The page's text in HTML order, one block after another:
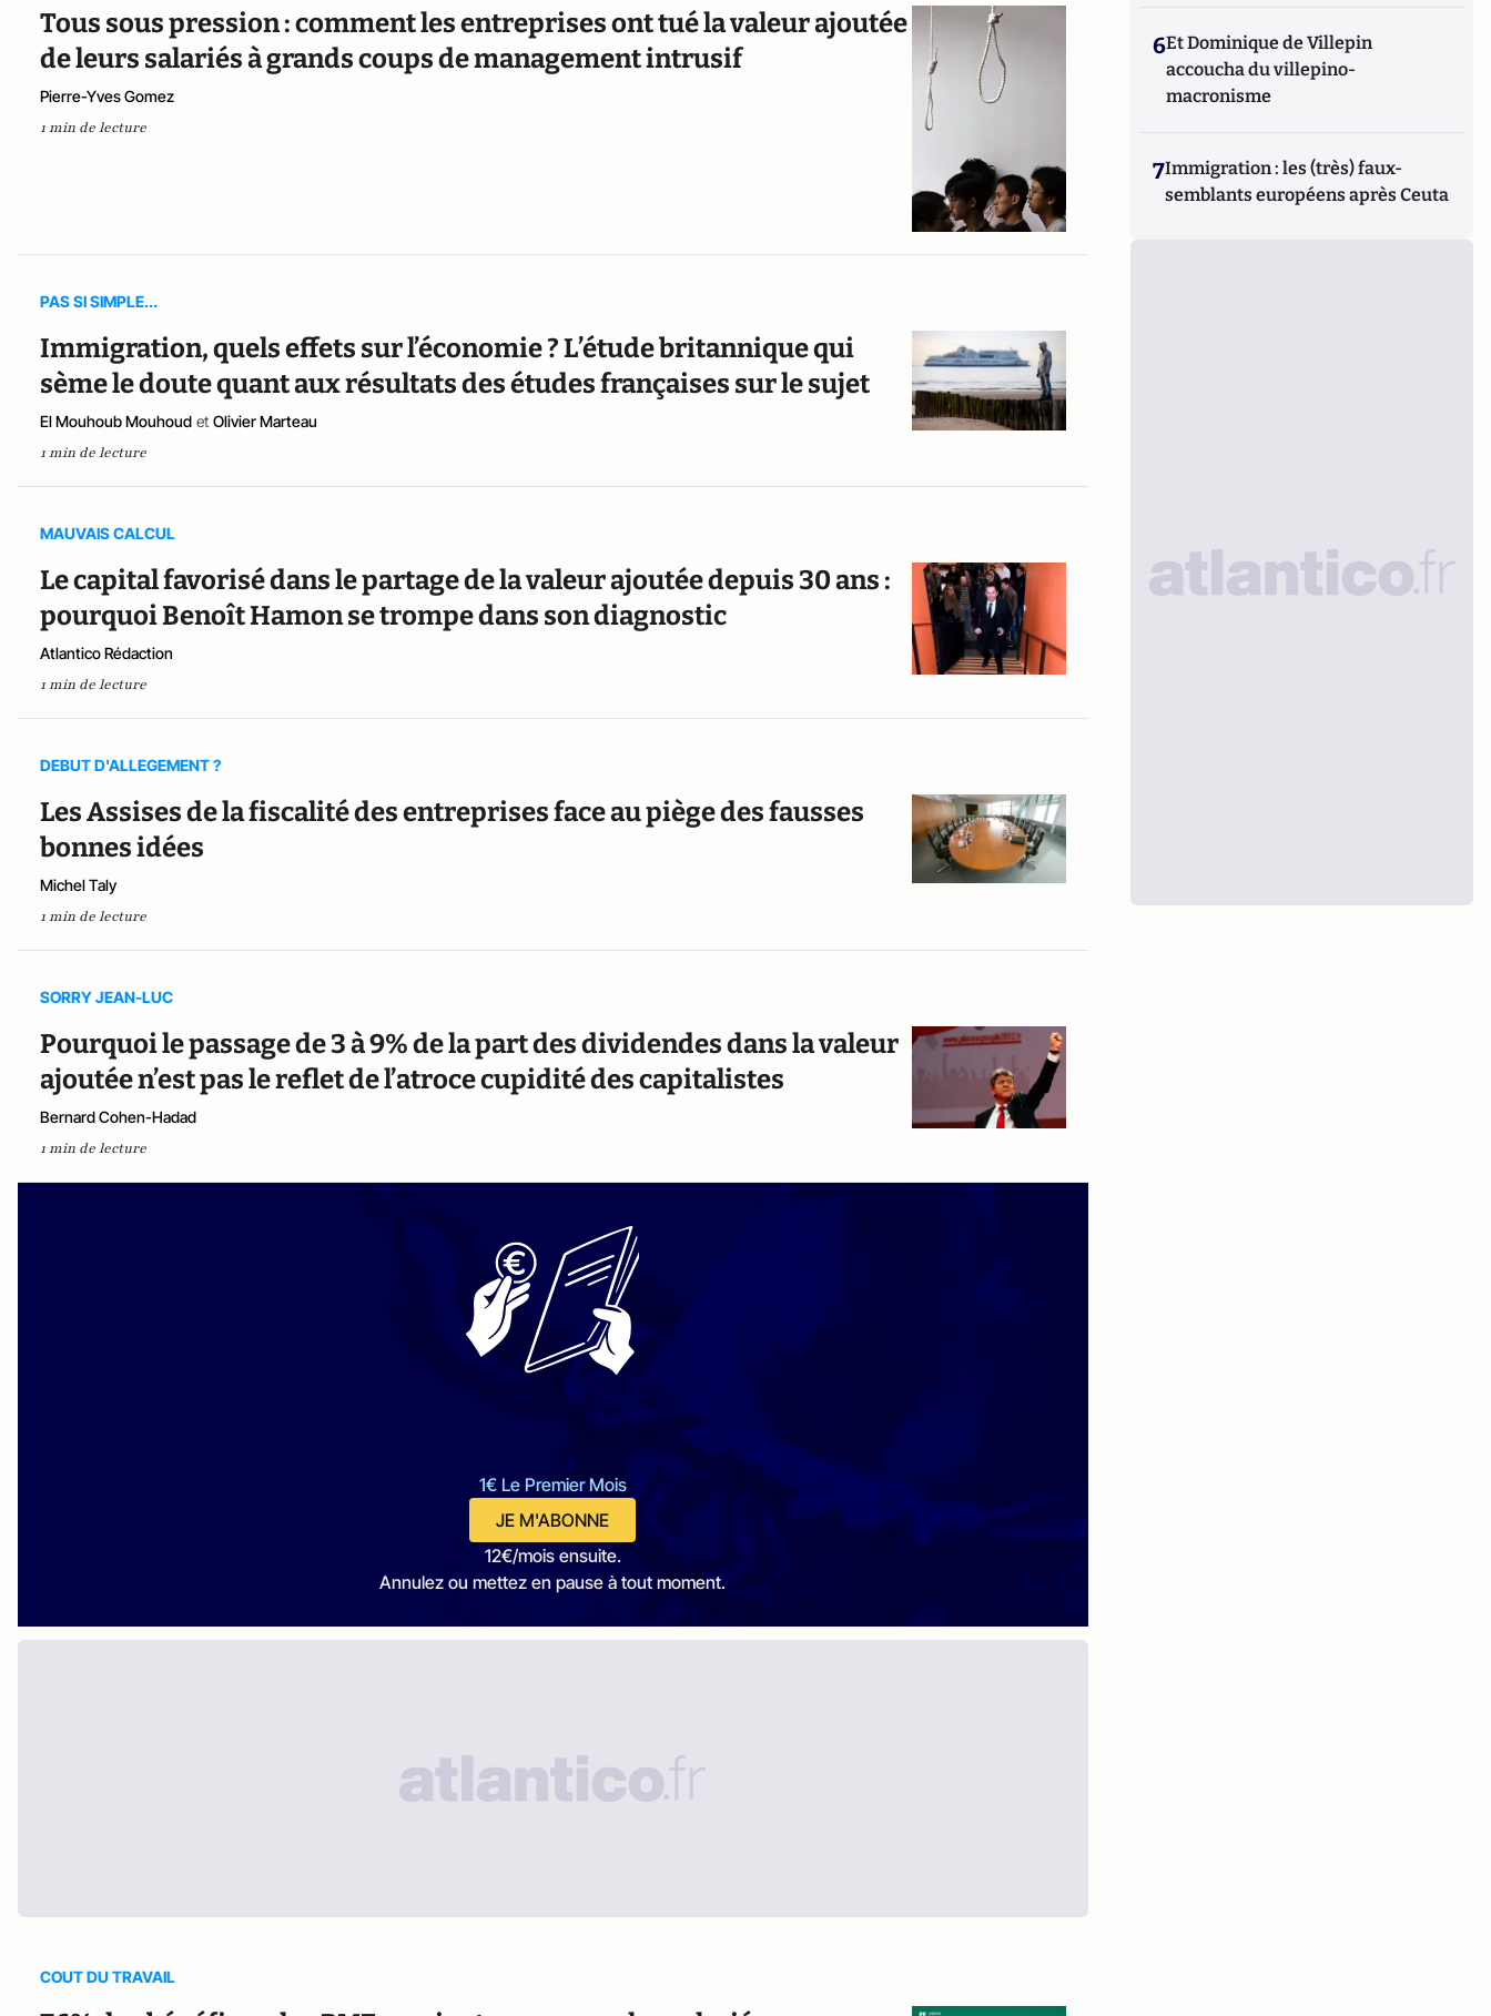
Tous sous pression : comment les entreprises ont tué la valeur ajoutée
de leurs salariés à grands coups de management intrusif
Pierre-Yves Gomez
1 min de lecture
PAS SI SIMPLE...
Immigration, quels effets sur l’économie ? L’étude britannique qui
sème le doute quant aux résultats des études françaises sur le sujet
El Mouhoub Mouhoud et Olivier Marteau
1 min de lecture
MAUVAIS CALCUL
Le capital favorisé dans le partage de la valeur ajoutée depuis 30 ans :
pourquoi Benoît Hamon se trompe dans son diagnostic
Atlantico Rédaction
1 min de lecture
DEBUT D'ALLEGEMENT ?
Les Assises de la fiscalité des entreprises face au piège des fausses
bonnes idées
Michel Taly
1 min de lecture
SORRY JEAN-LUC
Pourquoi le passage de 3 à 9% de la part des dividendes dans la valeur
ajoutée n’est pas le reflet de l’atroce cupidité des capitalistes
Bernard Cohen-Hadad
1 min de lecture
1€ Le Premier Mois
JE M'ABONNE
12€/mois ensuite.
Annulez ou mettez en pause à tout moment.
COUT DU TRAVAIL
6Et Dominique de Villepin
accoucha du villepino-
macronisme
7Immigration : les (très) faux-
semblants européens après Ceuta